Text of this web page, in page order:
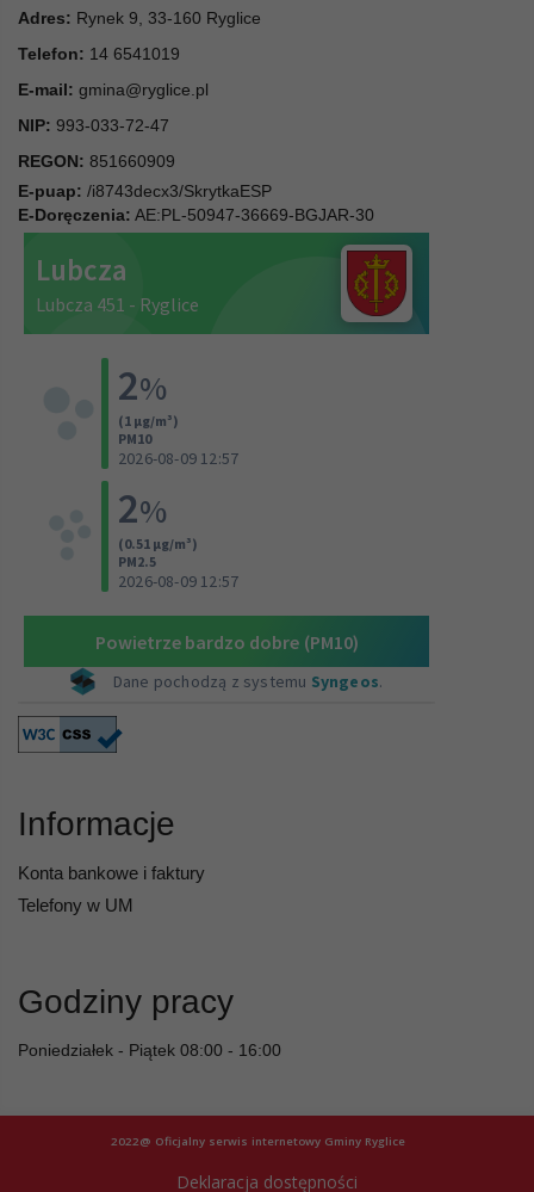
Adres: Rynek 9, 33-160 Ryglice
Telefon: 14 6541019
E-mail: gmina@ryglice.pl
NIP: 993-033-72-47
REGON: 851660909
E-puap: /i8743decx3/SkrytkaESP
E-Doręczenia: AE:PL-50947-36669-BGJAR-30
Informacje
Konta bankowe i faktury
Telefony w UM
Godziny pracy
Poniedziałek - Piątek 08:00 - 16:00
2022@ Oficjalny serwis internetowy Gminy Ryglice
Deklaracja dostępności